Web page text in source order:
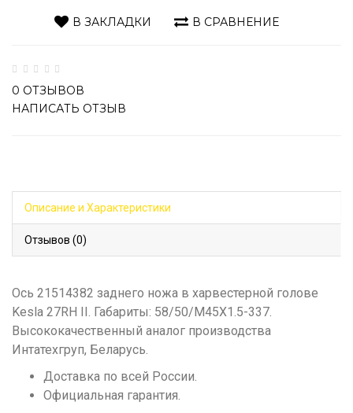
В ЗАКЛАДКИ В СРАВНЕНИЕ
0 ОТЗЫВОВ
НАПИСАТЬ ОТЗЫВ
Описание и Характеристики
Отзывов (0)
Ось 21514382 заднего ножа в харвестерной голове
Kesla 27RH II. Габариты: 58/50/M45X1.5-337.
Высококачественный аналог производства
Интатехгруп, Беларусь.
Доставка по всей России.
Официальная гарантия.